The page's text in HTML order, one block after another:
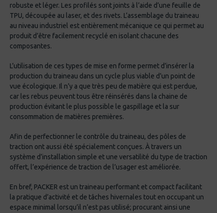
robuste et léger. Les profilés sont joints à l’aide d’une feuille de
TPU, découpée au laser, et des rivets. L’assemblage du traineau
au niveau industriel est entièrement mécanique ce qui permet au
produit d’être facilement recyclé en isolant chacune des
composantes.
L’utilisation de ces types de mise en forme permet d’insérer la
production du traineau dans un cycle plus viable d’un point de
vue écologique. Il n’y a que très peu de matière qui est perdue,
car les rebus peuvent tous être réinsérés dans la chaine de
production évitant le plus possible le gaspillage et la sur
consommation de matières premières.
Afin de perfectionner le contrôle du traineau, des pôles de
traction ont aussi été spécialement conçues. À travers un
système d’installation simple et une versatilité du type de traction
offert, l’expérience de traction de l’usager est améliorée.
En bref, PACKER est un traineau performant et compact facilitant
la pratique d’activité et de tâches hivernales tout en occupant un
espace minimal lorsqu’il n’est pas utilisé; procurant ainsi une